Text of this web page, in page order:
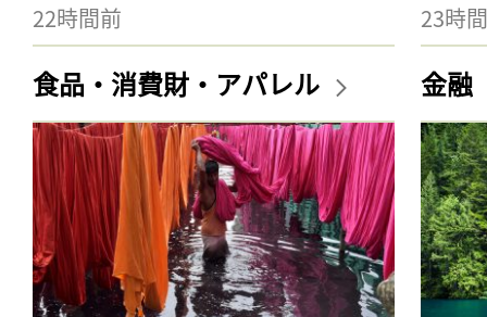
22時間前 23時
食品・消費財・アパレル 金融